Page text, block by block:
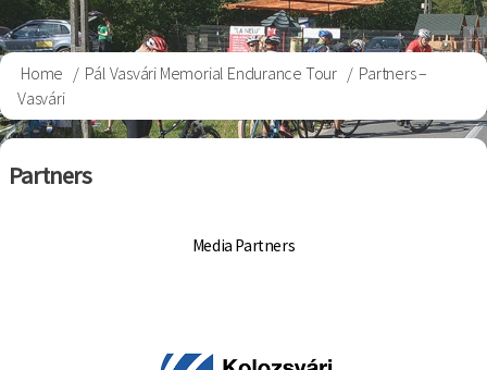
Breadcrumb
Home Pál Vasvári Memorial Endurance Tour
Partners –
Vasvári
Partners
Media Partners